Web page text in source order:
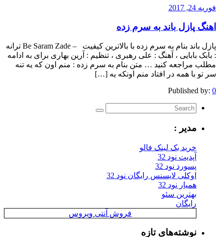
فوریه 24, 2017
اهنگ پازل باند به سرم زده
پازل باند بنام به سرم زده با بالاترین کیفیت – Be Saram Zade ترانه
: بابک بابایی ، آهنگ : علی رهبری ، تنظیم : آرین بهاری برای به ادامه
مطلب مراجعه کنید … متن بنام به سرم زده : منم اون که یه تنه
سر تو با همه در افتاد منم اونکه یه […]
Published by: 0
مدیر :
خرید بک لینک فالو
آپدیت نود 32
پسورد نود 32
اوکلی لایسنس رایگان نود 32
همیار نود 32
بهترین سئو
رایگان
فروش آنتی ویروس
نوشته‌های تازه